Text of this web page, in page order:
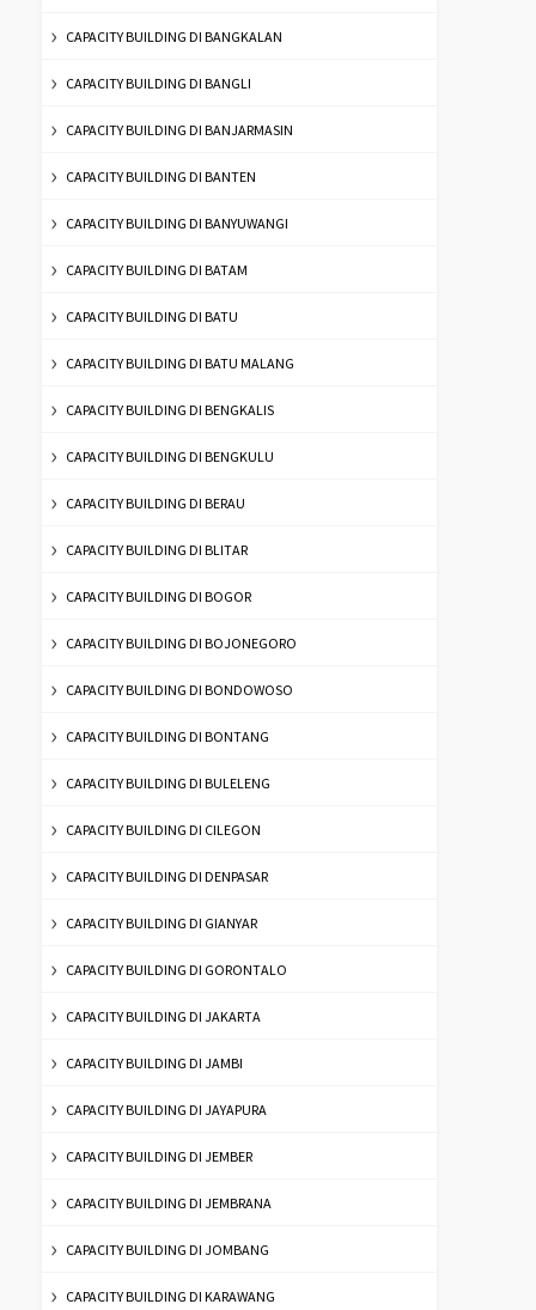
CAPACITY BUILDING DI BANGKALAN
CAPACITY BUILDING DI BANGLI
CAPACITY BUILDING DI BANJARMASIN
CAPACITY BUILDING DI BANTEN
CAPACITY BUILDING DI BANYUWANGI
CAPACITY BUILDING DI BATAM
CAPACITY BUILDING DI BATU
CAPACITY BUILDING DI BATU MALANG
CAPACITY BUILDING DI BENGKALIS
CAPACITY BUILDING DI BENGKULU
CAPACITY BUILDING DI BERAU
CAPACITY BUILDING DI BLITAR
CAPACITY BUILDING DI BOGOR
CAPACITY BUILDING DI BOJONEGORO
CAPACITY BUILDING DI BONDOWOSO
CAPACITY BUILDING DI BONTANG
CAPACITY BUILDING DI BULELENG
CAPACITY BUILDING DI CILEGON
CAPACITY BUILDING DI DENPASAR
CAPACITY BUILDING DI GIANYAR
CAPACITY BUILDING DI GORONTALO
CAPACITY BUILDING DI JAKARTA
CAPACITY BUILDING DI JAMBI
CAPACITY BUILDING DI JAYAPURA
CAPACITY BUILDING DI JEMBER
CAPACITY BUILDING DI JEMBRANA
CAPACITY BUILDING DI JOMBANG
CAPACITY BUILDING DI KARAWANG